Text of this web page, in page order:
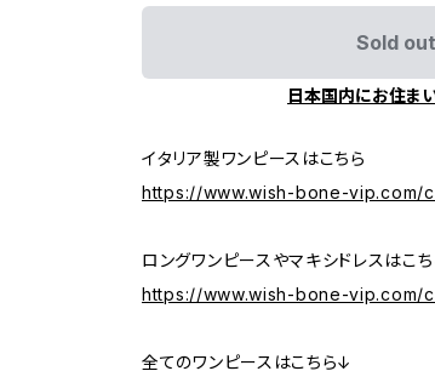
Sold out
日本国内にお住ま
イタリア製ワンピースはこちら
https://www.wish-bone-vip.com/
ロングワンピースやマキシドレスはこ
https://www.wish-bone-vip.com/
全てのワンピースはこちら↓